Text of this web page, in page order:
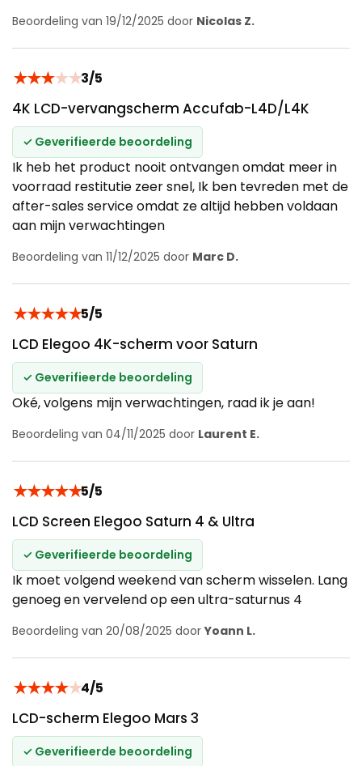
Beoordeling van 19/12/2025 door Nicolas Z.
★★★★★3/5
4K LCD-vervangscherm Accufab-L4D/L4K
✓ Geverifieerde beoordeling
Ik heb het product nooit ontvangen omdat meer in
voorraad restitutie zeer snel, Ik ben tevreden met de
after-sales service omdat ze altijd hebben voldaan
aan mijn verwachtingen
Beoordeling van 11/12/2025 door Marc D.
★★★★★5/5
LCD Elegoo 4K-scherm voor Saturn
✓ Geverifieerde beoordeling
Oké, volgens mijn verwachtingen, raad ik je aan!
Beoordeling van 04/11/2025 door Laurent E.
★★★★★5/5
LCD Screen Elegoo Saturn 4 & Ultra
✓ Geverifieerde beoordeling
Ik moet volgend weekend van scherm wisselen. Lang
genoeg en vervelend op een ultra-saturnus 4
Beoordeling van 20/08/2025 doorYoann L.
★★★★★4/5
LCD-scherm Elegoo Mars 3
✓ Geverifieerde beoordeling